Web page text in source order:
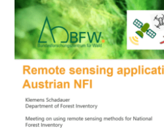
УСПІШНО
ЗАВЕРШЕНА